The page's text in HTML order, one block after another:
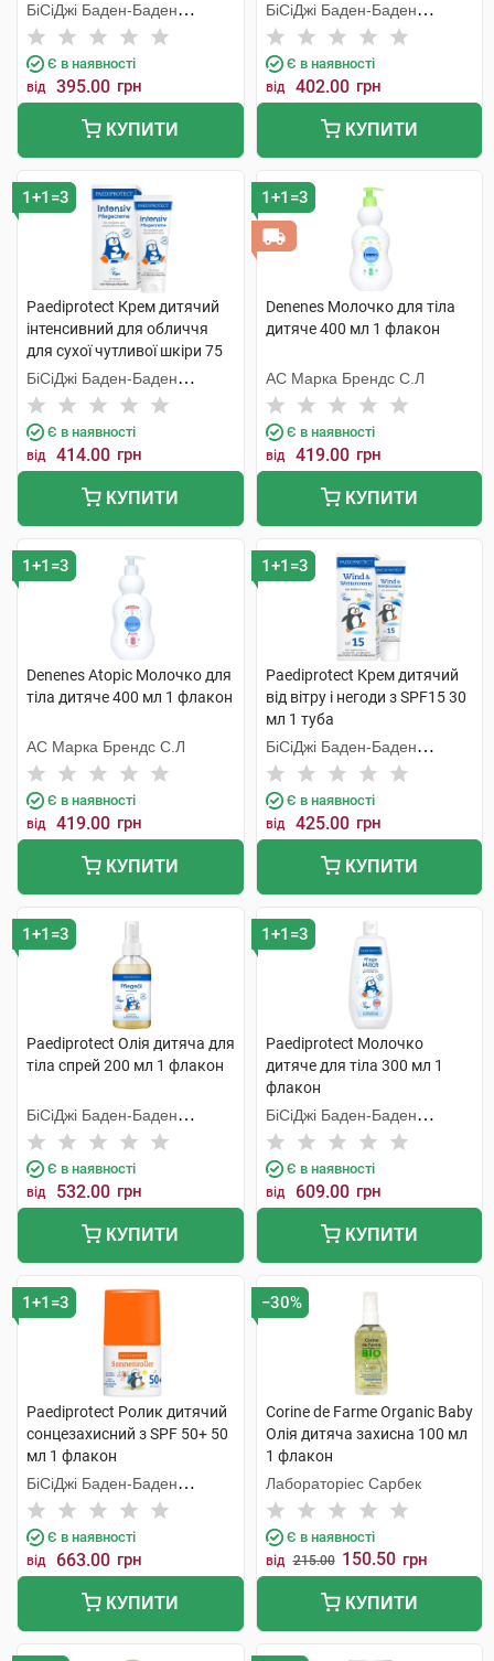
БіСіДжі Баден-Баден
Косметікс Груп Гмбх
Є в наявності
від 395.00 грн
КУПИТИ
БіСіДжі Баден-Баден
Косметікс Груп Гмбх
Є в наявності
від 402.00 грн
КУПИТИ
1+1=3
Paediprotect Крем дитячий
інтенсивний для обличчя
для сухої чутливої шкіри 75
мл 1 туба
БіСіДжі Баден-Баден
Косметікс Груп Гмбх
Є в наявності
від 414.00 грн
КУПИТИ
1+1=3
Denenes Молочко для тіла
дитяче 400 мл 1 флакон
АС Марка Брендс С.Л
Є в наявності
від 419.00 грн
КУПИТИ
1+1=3
Denenes Atopic Молочко для
тіла дитяче 400 мл 1 флакон
АС Марка Брендс С.Л
Є в наявності
від 419.00 грн
КУПИТИ
1+1=3
Paediprotect Крем дитячий
від вітру і негоди з SPF15 30
мл 1 туба
БіСіДжі Баден-Баден
Косметікс Груп Гмбх
Є в наявності
від 425.00 грн
КУПИТИ
1+1=3
Paediprotect Олія дитяча для
тіла спрей 200 мл 1 флакон
БіСіДжі Баден-Баден
Косметікс Груп Гмбх
Є в наявності
від 532.00 грн
КУПИТИ
1+1=3
Paediprotect Молочко
дитяче для тіла 300 мл 1
флакон
БіСіДжі Баден-Баден
Косметікс Груп Гмбх
Є в наявності
від 609.00 грн
КУПИТИ
1+1=3
Paediprotect Ролик дитячий
cонцезахисний з SPF 50+ 50
мл 1 флакон
БіСіДжі Баден-Баден
Косметікс Груп Гмбх
Є в наявності
від 663.00 грн
КУПИТИ
−30%
Corine de Farme Organic Baby
Олія дитяча захисна 100 мл
1 флакон
Лабораторіес Сарбек
Є в наявності
від 215.00 150.50 грн
КУПИТИ